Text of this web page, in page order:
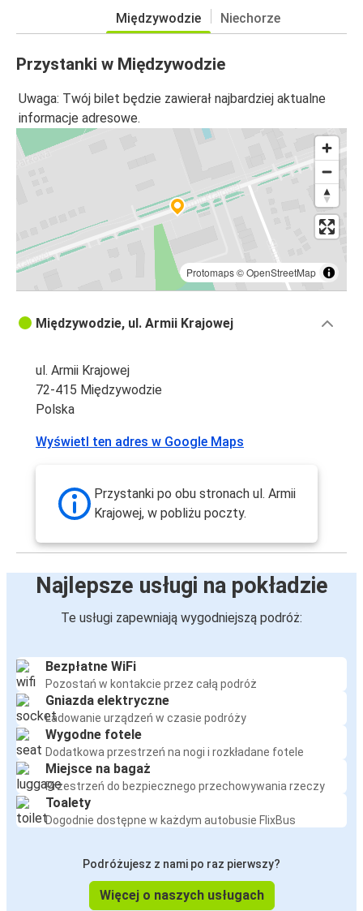
Międzywodzie Niechorze
Przystanki w Międzywodzie
Uwaga: Twój bilet będzie zawierał najbardziej aktualne
informacje adresowe.
Protomaps©OpenStreetMap
Międzywodzie, ul. Armii Krajowej
ul. Armii Krajowej
72-415 Międzywodzie
Polska
Wyświetl ten adres w Google Maps
Przystanki po obu stronach ul. Armii
Krajowej, w pobliżu poczty.
Najlepsze usługi na pokładzie
Te usługi zapewniają wygodniejszą podróż:
Bezpłatne WiFi
Pozostań w kontakcie przez całą podróż
Gniazda elektryczne
Ładowanie urządzeń w czasie podróży
Wygodne fotele
Dodatkowa przestrzeń na nogi i rozkładane fotele
Miejsce na bagaż
Przestrzeń do bezpiecznego przechowywania rzeczy
Toalety
Dogodnie dostępne w każdym autobusie FlixBus
Podróżujesz z nami po raz pierwszy?
Więcej o naszych usługach